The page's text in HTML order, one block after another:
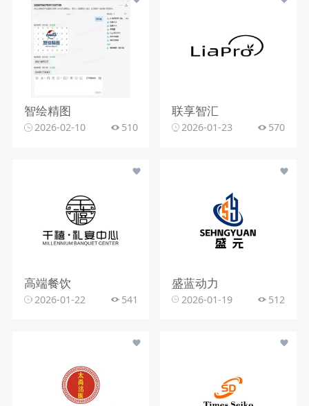
智绘精图
2026-02-10 510
联享智汇
2026-01-23 570
高端餐饮
2026-01-22 541
盛蓝动力
2026-01-19 512